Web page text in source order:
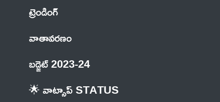
ట్రెండింగ్
వాతావరణం
బడ్జెట్ 2023-24
🌟 వాట్సాప్ STATUS